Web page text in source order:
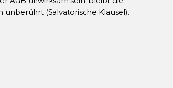
(Salvatorische Klausel).